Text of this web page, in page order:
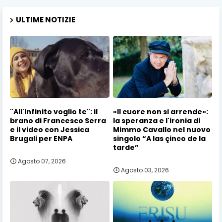
ULTIME NOTIZIE
"All'infinito voglio te": il
brano di Francesco Serra
e il video con Jessica
Brugali per ENPA
Agosto 07, 2026
«Il cuore non si arrende»:
la speranza e l'ironia di
Mimmo Cavallo nel nuovo
singolo “A las çinco de la
tarde”
Agosto 03, 2026